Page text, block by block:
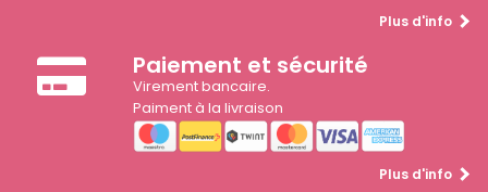
Plus d'info
Paiement et sécurité
Virement bancaire.
Paiment à la livraison
Plus d'info